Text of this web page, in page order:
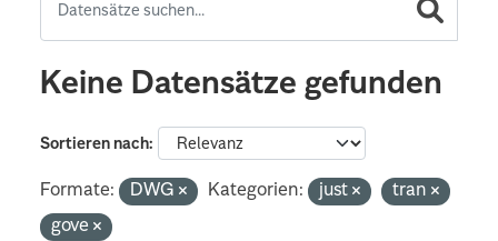
Keine Datensätze gefunden
Sortieren nach
Formate: DWG Kategorien: just
tran
gove